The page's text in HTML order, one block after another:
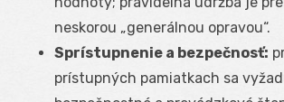
neskorou „generálnou opravou“.
Sprístupnenie a bezpečnosť:
prístupných pamiatkach sa